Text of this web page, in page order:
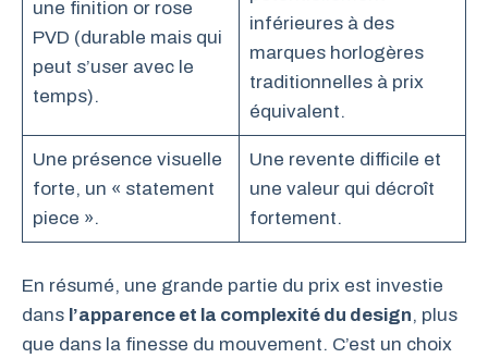
une finition or rose
PVD (durable mais qui
peut s’user avec le
temps).
inférieures à des
marques horlogères
traditionnelles à prix
équivalent.
Une présence visuelle
forte, un « statement
piece ».
Une revente difficile et
une valeur qui décroît
fortement.
En résumé, une grande partie du prix est investie
dans l’apparence et la complexité du design, plus
que dans la finesse du mouvement. C’est un choix